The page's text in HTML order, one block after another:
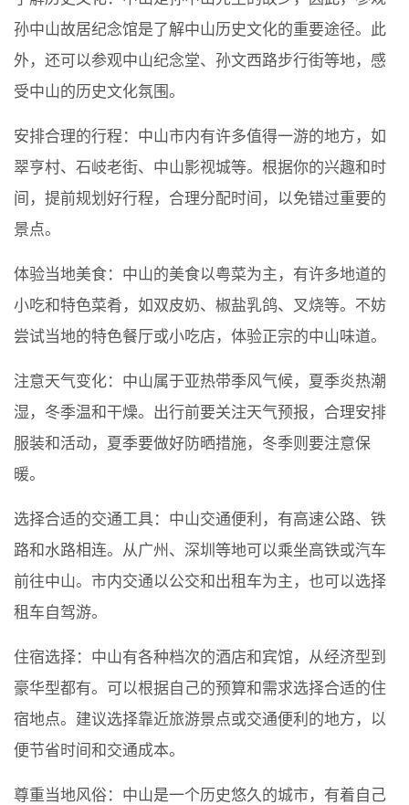
孙中山故居纪念馆是了解中山历史文化的重要途径。此
外，还可以参观中山纪念堂、孙文西路步行街等地，感
受中山的历史文化氛围。
安排合理的行程：中山市内有许多值得一游的地方，如
翠亨村、石岐老街、中山影视城等。根据你的兴趣和时
间，提前规划好行程，合理分配时间，以免错过重要的
景点。
体验当地美食：中山的美食以粤菜为主，有许多地道的
小吃和特色菜肴，如双皮奶、椒盐乳鸽、叉烧等。不妨
尝试当地的特色餐厅或小吃店，体验正宗的中山味道。
注意天气变化：中山属于亚热带季风气候，夏季炎热潮
湿，冬季温和干燥。出行前要关注天气预报，合理安排
服装和活动，夏季要做好防晒措施，冬季则要注意保
暖。
选择合适的交通工具：中山交通便利，有高速公路、铁
路和水路相连。从广州、深圳等地可以乘坐高铁或汽车
前往中山。市内交通以公交和出租车为主，也可以选择
租车自驾游。
住宿选择：中山有各种档次的酒店和宾馆，从经济型到
豪华型都有。可以根据自己的预算和需求选择合适的住
宿地点。建议选择靠近旅游景点或交通便利的地方，以
便节省时间和交通成本。
尊重当地风俗：中山是一个历史悠久的城市，有着自己